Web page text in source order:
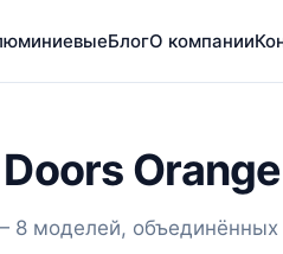
БлогО компании
Orange
8 моделей,